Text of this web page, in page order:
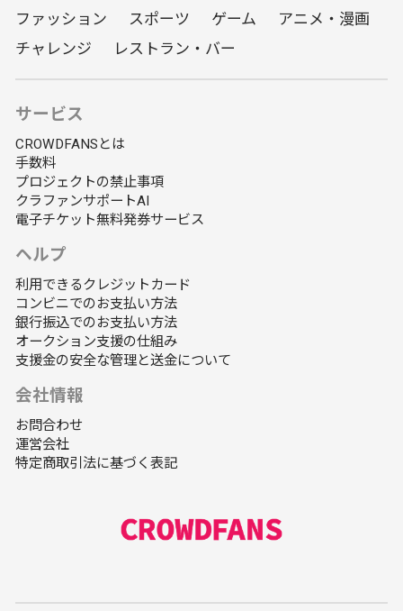
ファッション
スポーツ ゲーム
アニメ・漫画
チャレンジ
レストラン・バー
サービス
CROWDFANSとは
手数料
プロジェクトの禁止事項
クラファンサポートAI
電子チケット無料発券サービス
ヘルプ
利用できるクレジットカード
コンビニでのお支払い方法
銀行振込でのお支払い方法
オークション支援の仕組み
支援金の安全な管理と送金について
会社情報
お問合わせ
運営会社
特定商取引法に基づく表記